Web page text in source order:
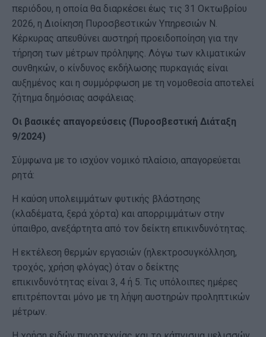
περιόδου, η οποία θα διαρκέσει έως τις 31 Οκτωβρίου
2026, η Διοίκηση Πυροσβεστικών Υπηρεσιών Ν.
Κέρκυρας απευθύνει αυστηρή προειδοποίηση για την
τήρηση των μέτρων πρόληψης. Λόγω των κλιματικών
συνθηκών, ο κίνδυνος εκδήλωσης πυρκαγιάς είναι
αυξημένος και η συμμόρφωση με τη νομοθεσία αποτελεί
ζήτημα δημόσιας ασφάλειας.
Οι βασικές απαγορεύσεις (Πυροσβεστική Διάταξη
9/2024)
Σύμφωνα με το ισχύον νομικό πλαίσιο, απαγορεύεται
ρητά:
Η καύση υπολειμμάτων φυτικής βλάστησης
(κλαδέματα, ξερά χόρτα) και απορριμμάτων στην
ύπαιθρο, ανεξάρτητα από τον δείκτη επικινδυνότητας.
Η εκτέλεση θερμών εργασιών (ηλεκτροσυγκόλληση,
τροχός, χρήση φλόγας) όταν ο δείκτης
επικινδυνότητας είναι 3, 4 ή 5. Τις υπόλοιπες ημέρες
επιτρέπονται μόνο με τη λήψη αυστηρών προληπτικών
μέτρων.